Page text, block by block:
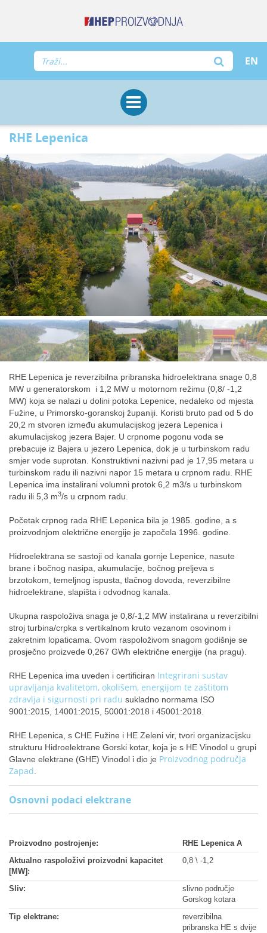
EN
RHE Lepenica
RHE Lepenica je reverzibilna pribranska hidroelektrana snage 0,8
MW u generatorskom i 1,2 MW u motornom režimu (0,8/ -1,2
MW) koja se nalazi u dolini potoka Lepenice, nedaleko od mjesta
Fužine, u Primorsko-goranskoj županiji. Koristi bruto pad od 5 do
20,2 m stvoren između akumulacijskog jezera Lepenica i
akumulacijskog jezera Bajer. U crpnome pogonu voda se
prebacuje iz Bajera u jezero Lepenica, dok je u turbinskom radu
smjer vode suprotan.
Konstruktivni nazivni pad je 17,95 metara u
turbinskom radu ili nazivni napor 15 metara u crpnom radu.
RHE
Lepenica ima instalirani volumni protok 6,2 m3/s u turbinskom
radu ili 5,3 m3/s u crpnom radu.
Početak crpnog rada RHE Lepenica bila je 1985. godine, a s
proizvodnjom električne energije je započela 1996. godine.
Hidroelektrana se sastoji od kanala gornje Lepenice, nasute
brane i bočnog nasipa, akumulacije, bočnog preljeva s
brzotokom, temeljnog ispusta, tlačnog dovoda, reverzibilne
hidroelektrane, slapišta i odvodnog kanala.
Ukupna raspoloživa snaga je 0,8/-1,2 MW instalirana u reverzibilni
stroj turbina/crpka s vertikalnom kruto vezanom osovinom i
zakretnim lopaticama. Ovom raspoloživom snagom godišnje se
prosječno proizvede 0,267 GWh električne energije (na pragu).
RHE Lepenica ima uveden i certificiran Integrirani sustav
upravljanja kvalitetom, okolišem, energijom te zaštitom
zdravlja i sigurnosti pri radu sukladno normama ISO
9001:2015, 14001:2015, 50001:2018 i 45001:2018.
RHE Lepenica, s CHE Fužine i HE Zeleni vir, tvori organizacijsku
strukturu Hidroelektrane Gorski kotar, koja je s HE Vinodol u grupi
Glavne elektrane (GHE) Vinodol i dio je Proizvodnog područja
Zapad
Osnovni podaci elektrane
Proizvodno postrojenje:
RHE Lepenica A
Aktualno raspoloživi proizvodni kapacitet
[MW]:
0,8 \ -1,2
Sliv:
slivno područje
Gorskog kotara
Tip elektrane:
reverzibilna
pribranska HE s dvije